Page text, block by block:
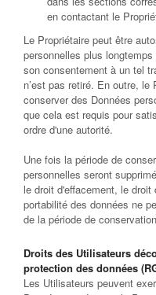
en contactant le
Le Propriétaire peut être
personnelles plus
son consentement à un tel
n’est pas retiré. En outre,
conserver des Données
que cela est requis pour
ordre d'une autorité.
Une fois la période de
personnelles seront
le droit d'effacement, le
portabilité des données ne
de la période de
Droits des Utilisateurs
protection des données
Les Utilisateurs peuvent